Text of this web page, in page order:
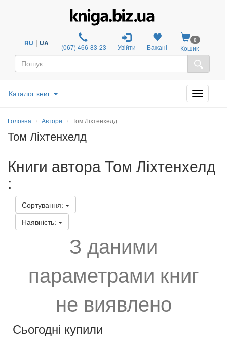
RU | UA (067) 466-83-23 Увійти Бажані
0
Кошик
Каталог книг
Головна Автори Том Ліхтенхелд
Том Ліхтенхелд
Книги автора Том Ліхтенхелд
:
Сортування:
Наявність:
З даними
параметрами книг
не виявлено
Сьогодні купили